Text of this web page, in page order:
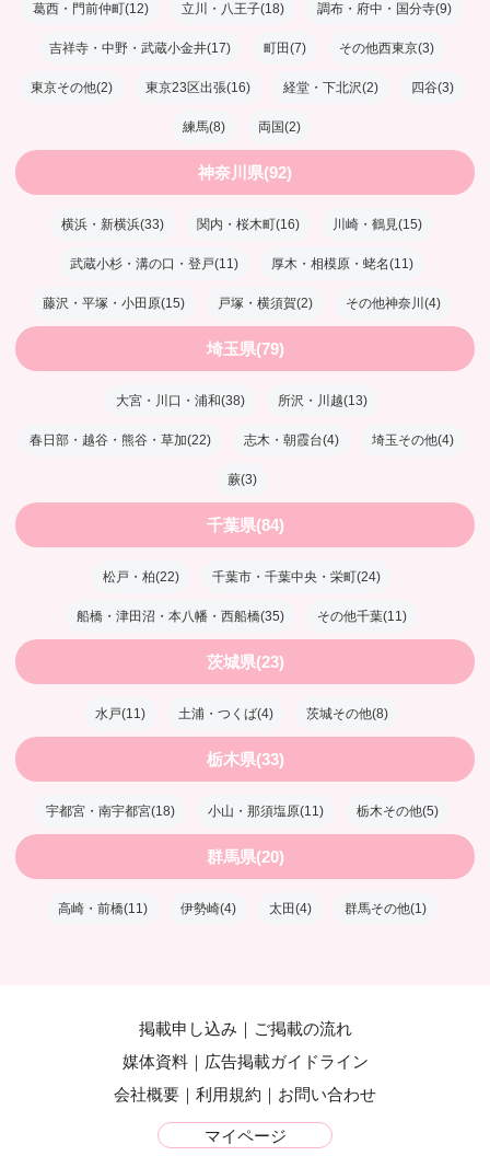
葛西・門前仲町(12) 立川・八王子(18) 調布・府中・国分寺(9)
吉祥寺・中野・武蔵小金井(17) 町田(7) その他西東京(3)
東京その他(2) 東京23区出張(16) 経堂・下北沢(2) 四谷(3)
練馬(8) 両国(2)
神奈川県(92)
横浜・新横浜(33) 関内・桜木町(16) 川崎・鶴見(15)
武蔵小杉・溝の口・登戸(11) 厚木・相模原・蛯名(11)
藤沢・平塚・小田原(15) 戸塚・横須賀(2) その他神奈川(4)
埼玉県(79)
大宮・川口・浦和(38) 所沢・川越(13)
春日部・越谷・熊谷・草加(22) 志木・朝霞台(4) 埼玉その他(4)
蕨(3)
千葉県(84)
松戸・柏(22) 千葉市・千葉中央・栄町(24)
船橋・津田沼・本八幡・西船橋(35) その他千葉(11)
茨城県(23)
水戸(11) 土浦・つくば(4) 茨城その他(8)
栃木県(33)
宇都宮・南宇都宮(18) 小山・那須塩原(11) 栃木その他(5)
群馬県(20)
高崎・前橋(11) 伊勢崎(4) 太田(4) 群馬その他(1)
掲載申し込み
ご掲載の流れ
媒体資料
広告掲載ガイドライン
会社概要
利用規約 お問い合わせ
マイページ